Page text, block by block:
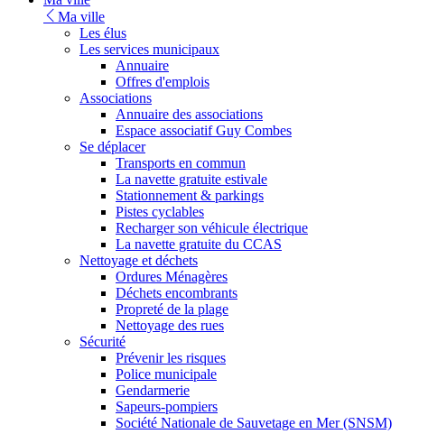
Ma ville
Les élus
Les services municipaux
Annuaire
Offres d'emplois
Associations
Annuaire des associations
Espace associatif Guy Combes
Se déplacer
Transports en commun
La navette gratuite estivale
Stationnement & parkings
Pistes cyclables
Recharger son véhicule électrique
La navette gratuite du CCAS
Nettoyage et déchets
Ordures Ménagères
Déchets encombrants
Propreté de la plage
Nettoyage des rues
Sécurité
Prévenir les risques
Police municipale
Gendarmerie
Sapeurs-pompiers
Société Nationale de Sauvetage en Mer (SNSM)